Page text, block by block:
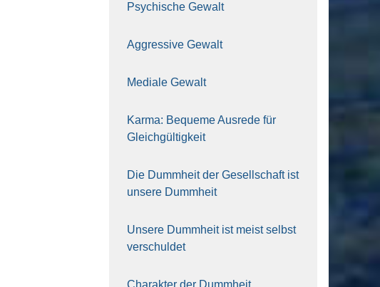
Psy­chi­sche Gewalt
Aggres­si­ve Gewalt
Media­le Gewalt
Kar­ma: Beque­me Aus­re­de für
Gleich­gül­tig­keit
Die Dumm­heit der Gesell­schaft ist
unse­re Dumm­heit
Unse­re Dumm­heit ist meist selbst
ver­schul­det
Cha­rak­ter der Dumm­heit